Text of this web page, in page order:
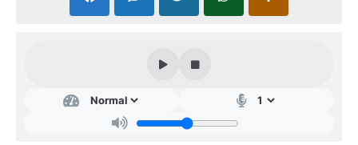
Audiência Pública